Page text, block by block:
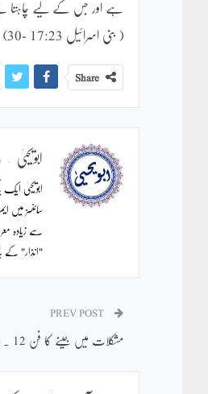
ہے اور جس کے لیے چاہتا
( بنی اسرائیل 17:23 -30)
Share
ابویحییٰ
ابویحییٰ
سائنسز میں
سے زیادہ
"انذار" کے
مشکلات میں جینے کا فن 12 ۔ پروفیسر محمد عقیل